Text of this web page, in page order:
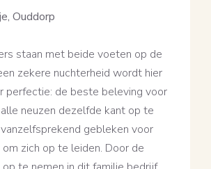
Ouddorp
staan met beide voeten op de
zekere nuchterheid wordt hier
perfectie: de beste beleving voor
neuzen dezelfde kant op te
gebleken voor
zich op te leiden. Door de